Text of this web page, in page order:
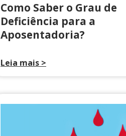
Como Saber o Grau de
Deficiência para a
Aposentadoria?
Leia mais >